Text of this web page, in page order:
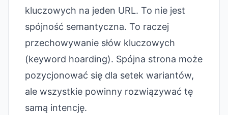
kluczowych na jeden URL. To nie jest
spójność semantyczna. To raczej
przechowywanie słów kluczowych
(keyword hoarding). Spójna strona może
pozycjonować się dla setek wariantów,
ale wszystkie powinny rozwiązywać tę
samą intencję.